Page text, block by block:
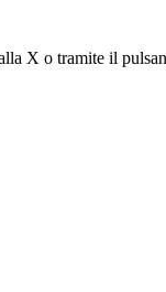
X o tramite il